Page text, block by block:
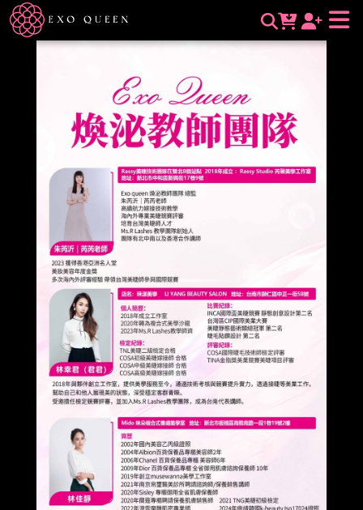
師資團隊 | 煥泌外泌體皇后｜EXO QUEEN｜煥泌生醫｜要用就